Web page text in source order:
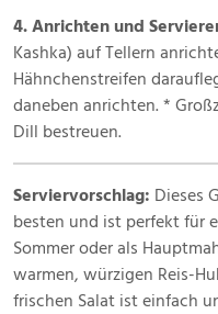
4. Anrichten und
Kashka) auf Tellern
Hähnchenstreifen
daneben anrichten. *
Dill bestreuen.
Serviervorschlag: Dieses
besten und ist perfekt für
Sommer oder als
warmen, würzigen Reis-
frischen Salat ist einfach